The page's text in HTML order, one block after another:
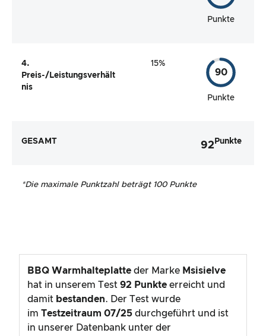
Punkte
4.
Preis-/Leistungsverhält
nis
15%
90
Punkte
GESAMT 92 Punkte
*Die maximale Punktzahl beträgt 100 Punkte
BBQ Warmhalteplatte der Marke MsisieIve
hat in unserem Test 92 Punkteerreicht und
damit bestanden. Der Test wurde
imTestzeitraum07/25 durchgeführt und ist
in unserer Datenbank unter der